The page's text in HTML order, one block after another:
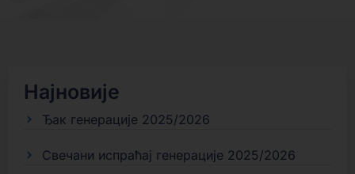
Најновије
Ђак генерације 2025/2026
Свечани испраћај генерације 2025/2026